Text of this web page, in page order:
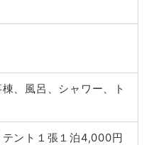
、風呂、シャワー、ト
テント１張１泊4,000円